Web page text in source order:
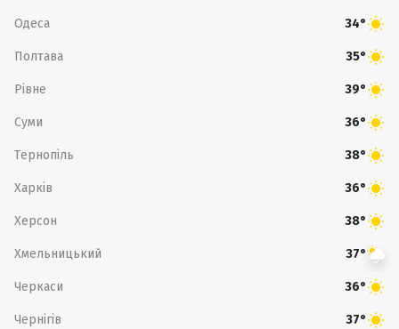
Одеса 34°
Полтава 35°
Рівне 39°
Суми 36°
Тернопіль 38°
Харків 36°
Херсон 38°
Хмельницький 37°
Черкаси 36°
Чернігів 37°